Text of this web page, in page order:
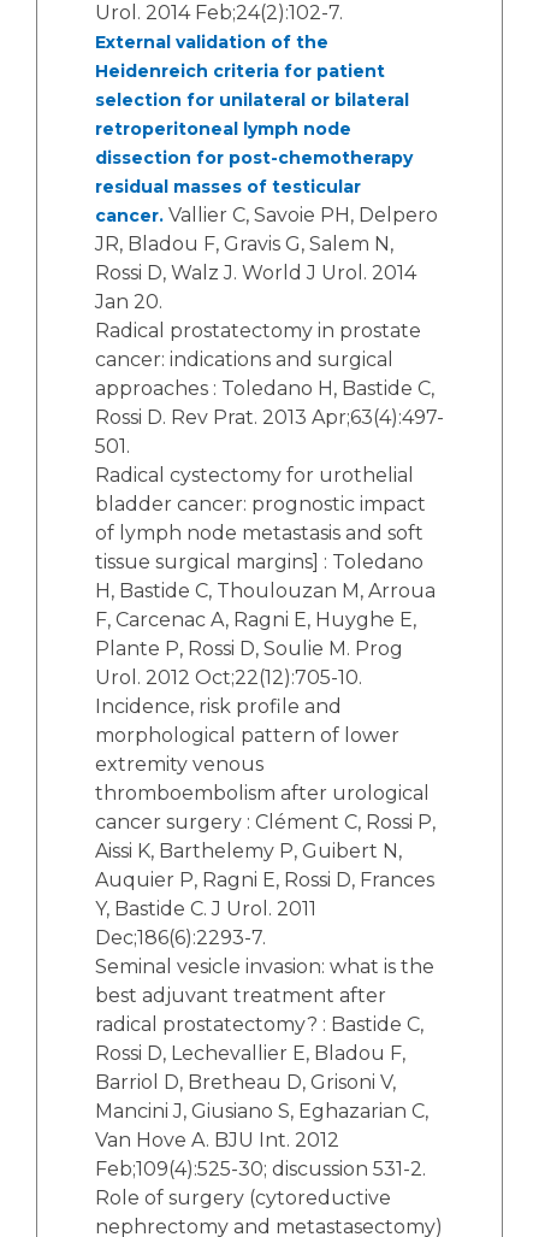
Urol. 2014 Feb;24(2):102-7.
External validation of the
Heidenreich criteria for patient
selection for unilateral or bilateral
retroperitoneal lymph node
dissection for post-chemotherapy
residual masses of testicular
cancer. Vallier C, Savoie PH, Delpero
JR, Bladou F, Gravis G, Salem N,
Rossi D, Walz J. World J Urol. 2014
Jan 20.
Radical prostatectomy in prostate
cancer: indications and surgical
approaches : Toledano H, Bastide C,
Rossi D. Rev Prat. 2013 Apr;63(4):497-
501.
Radical cystectomy for urothelial
bladder cancer: prognostic impact
of lymph node metastasis and soft
tissue surgical margins] : Toledano
H, Bastide C, Thoulouzan M, Arroua
F, Carcenac A, Ragni E, Huyghe E,
Plante P, Rossi D, Soulie M. Prog
Urol. 2012 Oct;22(12):705-10.
Incidence, risk profile and
morphological pattern of lower
extremity venous
thromboembolism after urological
cancer surgery : Clément C, Rossi P,
Aissi K, Barthelemy P, Guibert N,
Auquier P, Ragni E, Rossi D, Frances
Y, Bastide C. J Urol. 2011
Dec;186(6):2293-7.
Seminal vesicle invasion: what is the
best adjuvant treatment after
radical prostatectomy? : Bastide C,
Rossi D, Lechevallier E, Bladou F,
Barriol D, Bretheau D, Grisoni V,
Mancini J, Giusiano S, Eghazarian C,
Van Hove A. BJU Int. 2012
Feb;109(4):525-30; discussion 531-2.
Role of surgery (cytoreductive
nephrectomy and metastasectomy)